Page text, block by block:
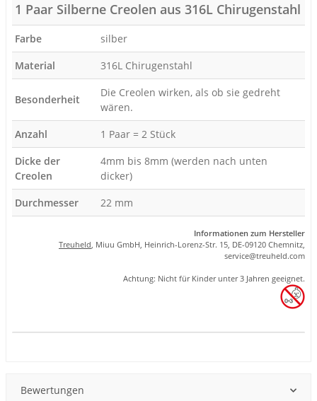
1 Paar Silberne Creolen aus 316L Chirugenstahl
Farbe
silber
Material
316L Chirugenstahl
Besonderheit
Die Creolen wirken, als ob sie gedreht
wären.
Anzahl
1 Paar = 2 Stück
Dicke der
Creolen
4mm bis 8mm (werden nach unten
dicker)
Durchmesser
22 mm
Informationen zum Hersteller
Treuheld, Miuu GmbH, Heinrich-Lorenz-Str. 15, DE-09120 Chemnitz,
service@treuheld.com
Achtung: Nicht für Kinder unter 3 Jahren geeignet.
Bewertungen